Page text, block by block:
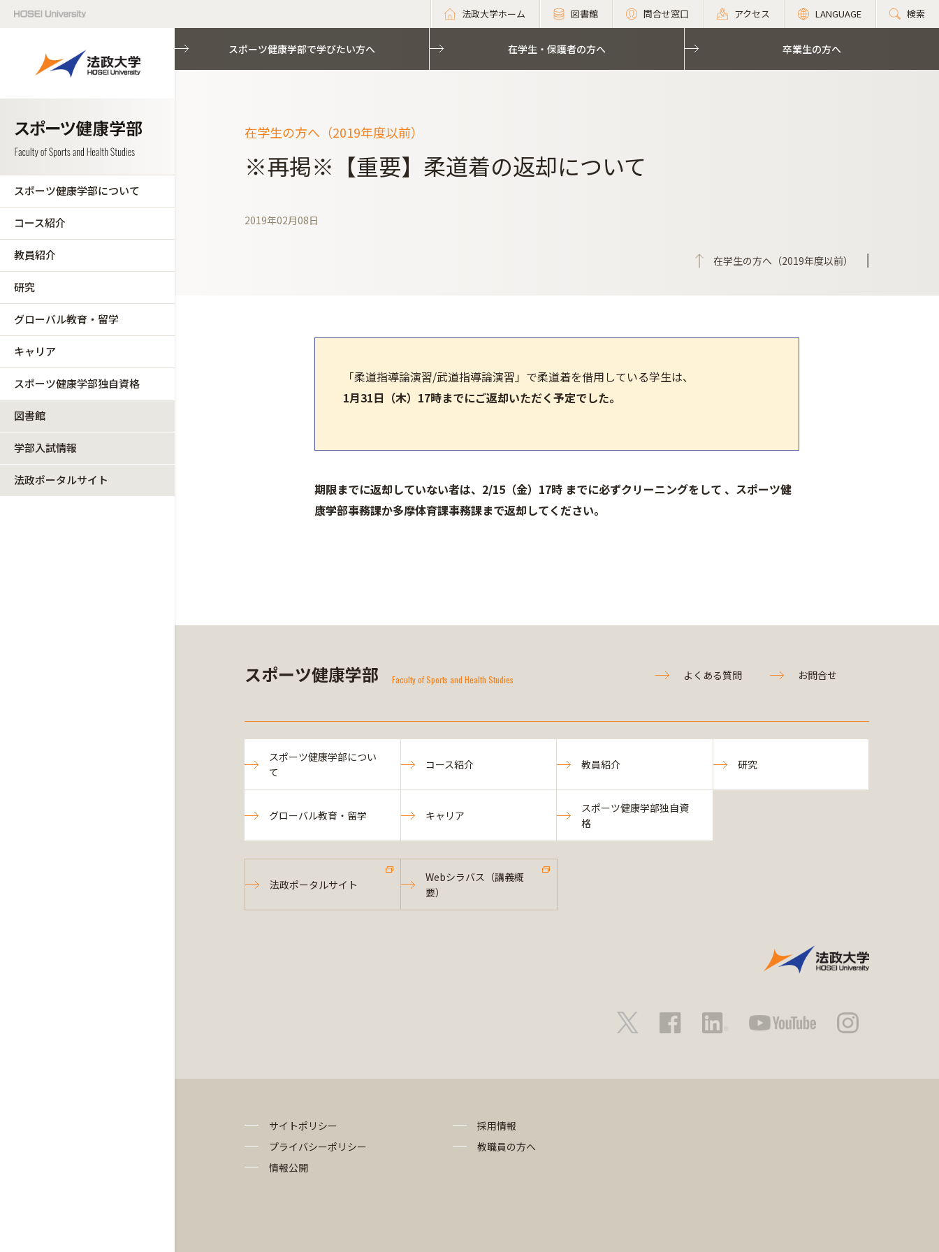
法政大学ホーム 図書館 問合せ窓口 アクセス LANGUAGE 検索
スポーツ健康学部について
コース紹介
教員紹介
研究
グローバル教育・留学
キャリア
スポーツ健康学部独自資格
図書館
学部入試情報
法政ポータルサイト
スポーツ健康学部で学びたい方へ 在学生・保護者の方へ 卒業生の方へ
在学生の方へ（2019年度以前）
※再掲※【重要】柔道着の返却について
2019年02月08日
在学生の方へ（2019年度以前）
「柔道指導論演習/武道指導論演習」で柔道着を借用している学生は、
1月31日（木）17時までにご返却いただく予定でした。
期限までに返却していない者は、 2/15（金）17時 までに必ずクリーニングをして 、スポーツ健
康学部事務課か多摩体育課事務課まで返却してください。
スポーツ健康学部 Faculty of Sports and Health Studies よくある質問 お問合せ
スポーツ健康学部につい
て
コース紹介 教員紹介 研究
グローバル教育・留学 キャリア
スポーツ健康学部独自資
格
法政ポータルサイト
Webシラバス（講義概
要）
サイトポリシー
プライバシーポリシー
情報公開
採用情報
教職員の方へ